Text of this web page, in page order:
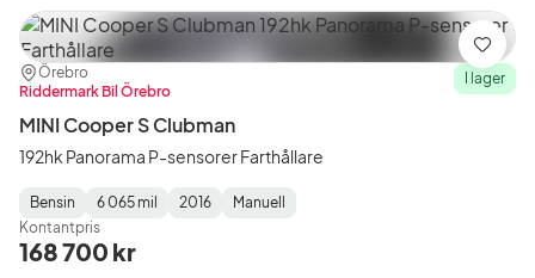
Plats:
Örebro
Återförsäljare:
Riddermark Bil Örebro
I lager
MINI Cooper S Clubman
192hk Panorama P-sensorer Farthållare
Fuel
Type:
Bensin
Mätarställning:
6 065 mil
Model
Year:
2016
Gearbox
Type:
Manuell
Kontantpris
168 700 kr
Spara